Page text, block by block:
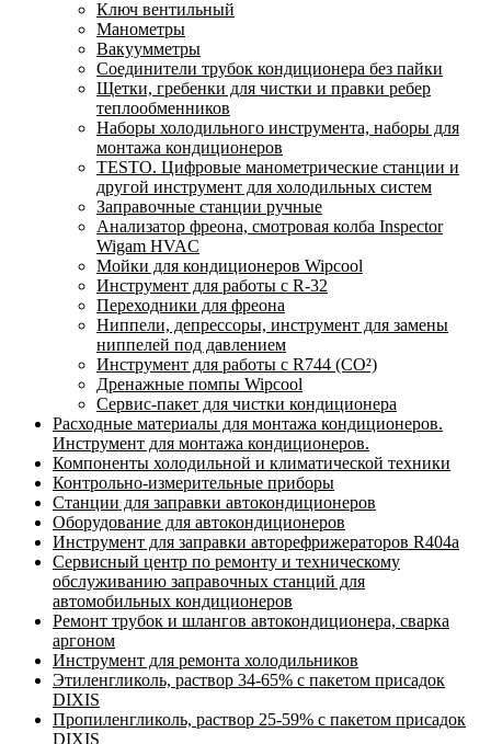
Ключ вентильный
Манометры
Вакуумметры
Соединители трубок кондиционера без пайки
Щетки, гребенки для чистки и правки ребер
теплообменников
Наборы холодильного инструмента, наборы для
монтажа кондиционеров
TESTO. Цифровые манометрические станции и
другой инструмент для холодильных систем
Заправочные станции ручные
Анализатор фреона, смотровая колба Inspector
Wigam HVAC
Мойки для кондиционеров Wipcool
Инструмент для работы с R-32
Переходники для фреона
Ниппели, депрессоры, инструмент для замены
ниппелей под давлением
Инструмент для работы с R744 (CO²)
Дренажные помпы Wipcool
Сервис-пакет для чистки кондиционера
Расходные материалы для монтажа кондиционеров.
Инструмент для монтажа кондиционеров.
Компоненты холодильной и климатической техники
Контрольно-измерительные приборы
Станции для заправки автокондиционеров
Оборудование для автокондиционеров
Инструмент для заправки авторефрижераторов R404a
Сервисный центр по ремонту и техническому
обслуживанию заправочных станций для
автомобильных кондиционеров
Ремонт трубок и шлангов автокондиционера, сварка
аргоном
Инструмент для ремонта холодильников
Этиленгликоль, раствор 34-65% с пакетом присадок
DIXIS
Пропиленгликоль, раствор 25-59% с пакетом присадок
DIXIS